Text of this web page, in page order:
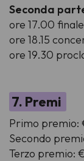
Seconda
ore 17.00 finale
ore 18.15
ore 19.30
7. Premi
Primo premio:
Secondo
Terzo premio: